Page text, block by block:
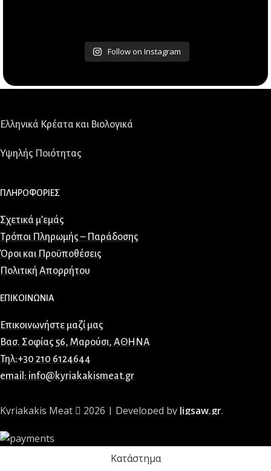
Follow on Instagram
Ελληνικά Κρέατα και Βιολογικά
Υψηλής Ποιότητας
ΠΛΗΡΟΦΟΡΙΕΣ
Σχετικά μ’εμάς
Τρόποι Πληρωμής – Παράδοσης
Όροι και Προϋποθέσεις
Πολιτική Απορρήτου
ΕΠΙΚΟΙΝΩΝΙΑ
Επικοινωνήστε μαζί μας
Βασ. Σοφίας 56, Μαρούσι, ΑΘΗΝΑ
Τηλ:+30 210 6124644
email: info@kyriakakismeat.gr
Kyriakakis Meat 2026 | Developed by Jigsaw.gr.
Κατάστημα